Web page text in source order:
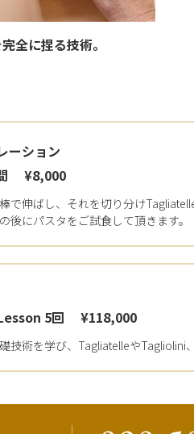
全に捏る技術。
ーション
¥8,000
で伸ばし、それを切り分け
後にパスタをご試食して頂きます。
5回 ¥118,000
技術を学び、TagliatelleやTagliolini